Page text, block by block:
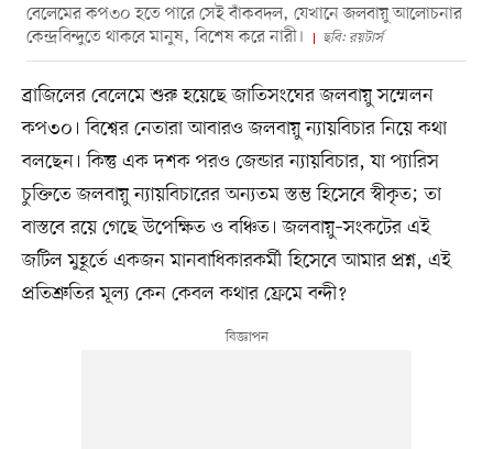
বেলেমের কপ৩০ হতে পারে সেই বাঁকবদল, যেখানে জলবায়ু আলোচনার
কেন্দ্রবিন্দুতে থাকবে মানুষ, বিশেষ করে নারী।
ছবি: রয়টার্স
ব্রাজিলের বেলেমে শুরু হয়েছে জাতিসংঘের জলবায়ু সম্মেলন
কপ৩০। বিশ্বের নেতারা আবারও জলবায়ু ন্যায়বিচার নিয়ে কথা
বলছেন। কিন্তু এক দশক পরও জেন্ডার ন্যায়বিচার, যা প্যারিস
চুক্তিতে জলবায়ু ন্যায়বিচারের অন্যতম স্তম্ভ হিসেবে স্বীকৃত; তা
বাস্তবে রয়ে গেছে উপেক্ষিত ও বঞ্চিত। জলবায়ু–সংকটের এই
জটিল মুহূর্তে একজন মানবাধিকারকর্মী হিসেবে আমার প্রশ্ন, এই
প্রতিশ্রুতির মূল্য কেন কেবল কথার ফ্রেমে বন্দী?